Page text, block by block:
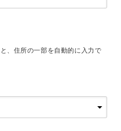
、住所の一部を自動的に入力で